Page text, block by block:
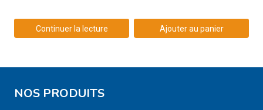
Continuer la lecture Ajouter au panier
NOS PRODUITS